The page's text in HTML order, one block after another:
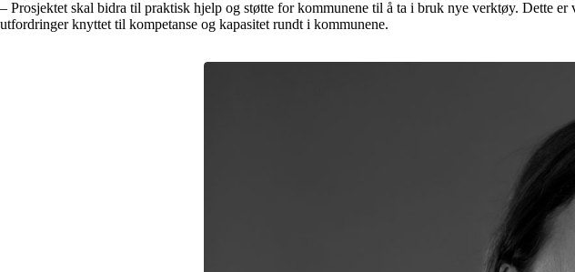
– Prosjektet skal bidra til praktisk hjelp og støtte for kommunene til å ta i bruk nye verktøy. Dette
utfordringer knyttet til kompetanse og kapasitet rundt i kommunene.